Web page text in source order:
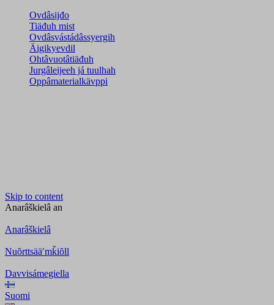
Ovdâsijđo
Tiäđuh mist
Ovdâsvástádâssyergih
Äigikyevdil
Ohtâvuotâtiäđuh
Jurgâleijeeh já tuulhah
Oppâmaterialkävppi
Skip to content
Anarâškielâ an
Anarâškielâ
Nuõrttsääʹmǩiõll
Davvisámegiella
Suomi